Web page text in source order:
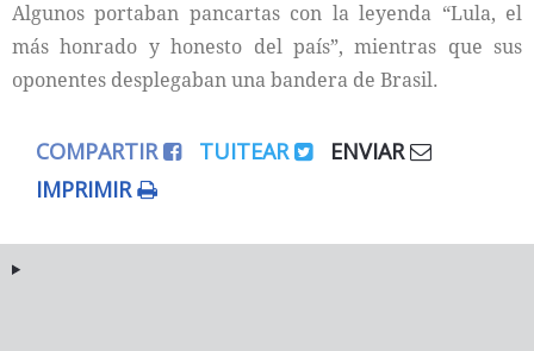
Algunos portaban pancartas con la leyenda “Lula, el
más honrado y honesto del país”, mientras que sus
oponentes desplegaban una bandera de Brasil.
COMPARTIR TUITEAR
ENVIAR
IMPRIMIR